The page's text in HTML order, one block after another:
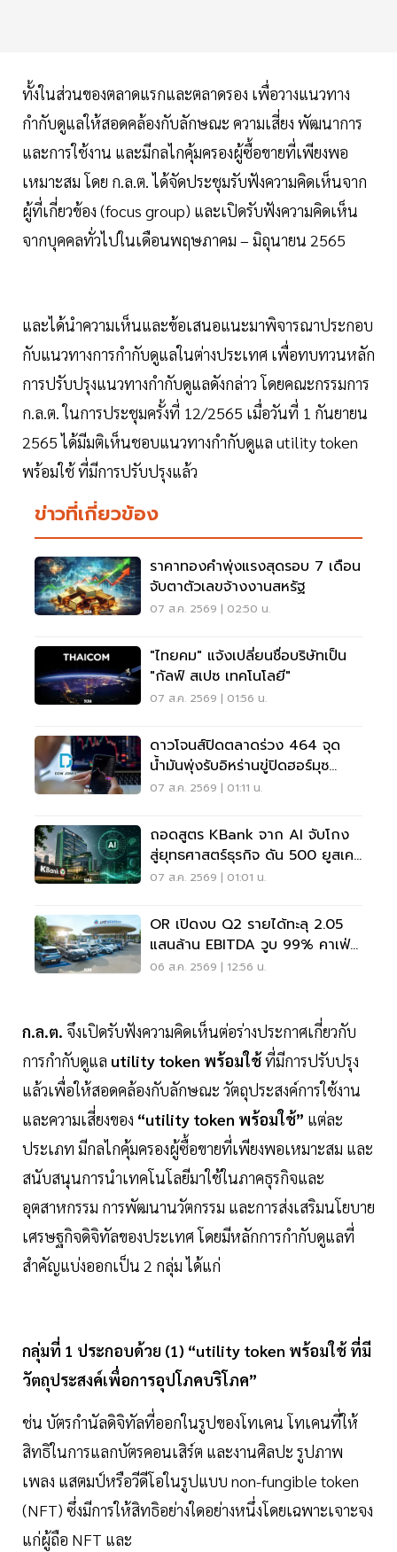
ทั้งในส่วนของตลาดแรกและตลาดรอง เพื่อวางแนวทาง
กำกับดูแลให้สอดคล้องกับลักษณะ ความเสี่ยง พัฒนาการ
และการใช้งาน และมีกลไกคุ้มครองผู้ซื้อขายที่เพียงพอ
เหมาะสม โดย ก.ล.ต. ได้จัดประชุมรับฟังความคิดเห็นจาก
ผู้ที่เกี่ยวข้อง (focus group) และเปิดรับฟังความคิดเห็น
จากบุคคลทั่วไปในเดือนพฤษภาคม – มิถุนายน 2565
และได้นำความเห็นและข้อเสนอแนะมาพิจารณาประกอบ
กับแนวทางการกำกับดูแลในต่างประเทศ เพื่อทบทวนหลัก
การปรับปรุงแนวทางกำกับดูแลดังกล่าว โดยคณะกรรมการ
ก.ล.ต. ในการประชุมครั้งที่ 12/2565 เมื่อวันที่ 1 กันยายน
2565 ได้มีมติเห็นชอบแนวทางกำกับดูแล utility token
พร้อมใช้ ที่มีการปรับปรุงแล้ว
ข่าวที่เกี่ยวข้อง
ราคาทองคำพุ่งแรงสุดรอบ 7 เดือน
จับตาตัวเลขจ้างงานสหรัฐ
07 ส.ค. 2569 | 02:50 น.
"ไทยคม" แจ้งเปลี่ยนชื่อบริษัทเป็น
"กัลฟ์ สเปซ เทคโนโลยี"
07 ส.ค. 2569 | 01:56 น.
ดาวโจนส์ปิดตลาดร่วง 464 จุด
น้ำมันพุ่งรับอิหร่านขู่ปิดฮอร์มุซ
จับตาเฟดขึ้นดอกเบี้ย
07 ส.ค. 2569 | 01:11 น.
ถอดสูตร KBank จาก AI จับโกง
สู่ยุทธศาสตร์ธุรกิจ ดัน 500 ยูสเคส
ใช้จริง
07 ส.ค. 2569 | 01:01 น.
OR เปิดงบ Q2 รายได้ทะลุ 2.05
แสนล้าน EBITDA วูบ 99% คาเฟ่อ
เมซอนขายนิวไฮ 117 ล้านแก้ว
06 ส.ค. 2569 | 12:56 น.
ก.ล.ต. จึงเปิดรับฟังความคิดเห็นต่อร่างประกาศเกี่ยวกับ
การกำกับดูแล utility token พร้อมใช้ที่มีการปรับปรุง
แล้วเพื่อให้สอดคล้องกับลักษณะ วัตถุประสงค์การใช้งาน
และความเสี่ยงของ “utility token พร้อมใช้” แต่ละ
ประเภท มีกลไกคุ้มครองผู้ซื้อขายที่เพียงพอเหมาะสม และ
สนับสนุนการนำเทคโนโลยีมาใช้ในภาคธุรกิจและ
อุตสาหกรรม การพัฒนานวัตกรรม และการส่งเสริมนโยบาย
เศรษฐกิจดิจิทัลของประเทศ โดยมีหลักการกำกับดูแลที่
สำคัญแบ่งออกเป็น 2 กลุ่ม ได้แก่
กลุ่มที่ 1 ประกอบด้วย (1) “utility token พร้อมใช้ ที่มี
วัตถุประสงค์เพื่อการอุปโภคบริโภค”
ช่น บัตรกำนัลดิจิทัลที่ออกในรูปของโทเคน โทเคนที่ให้
สิทธิในการแลกบัตรคอนเสิร์ต และงานศิลปะ รูปภาพ
เพลง แสตมป์หรือวีดีโอในรูปแบบ non-fungible token
(NFT) ซึ่งมีการให้สิทธิอย่างใดอย่างหนึ่งโดยเฉพาะเจาะจง
แก่ผู้ถือ NFT และ